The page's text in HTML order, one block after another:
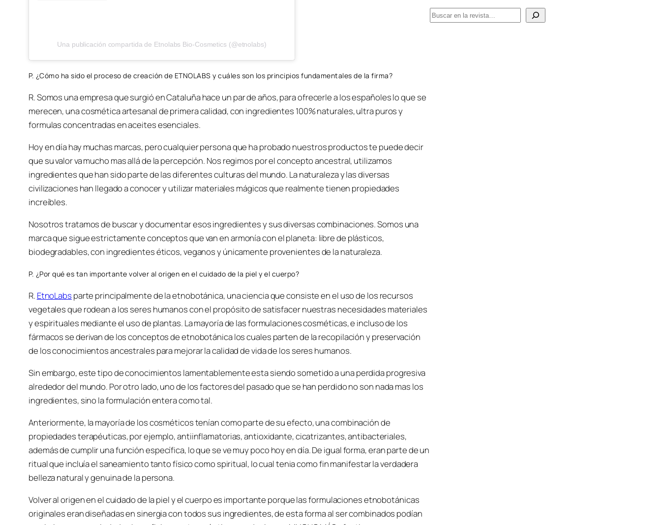
Una publicación compartida de Etnolabs Bio-Cosmetics (@etnolabs)
P. ¿Cómo ha sido el proceso de creación de ETNOLABS y cuáles son los principios fundamentales de la firma?
R. Somos una empresa que surgió en Cataluña hace un par de años, para ofrecerle a los españoles lo que se
merecen, una cosmética artesanal de primera calidad, con ingredientes 100% naturales, ultra puros y
formulas concentradas en aceites esenciales.
Hoy en día hay muchas marcas, pero cualquier persona que ha probado nuestros productos te puede decir
que su valor va mucho mas allá de la percepción. Nos regimos por el concepto ancestral, utilizamos
ingredientes que han sido parte de las diferentes culturas del mundo. La naturaleza y las diversas
civilizaciones han llegado a conocer y utilizar materiales mágicos que realmente tienen propiedades
increíbles.
Nosotros tratamos de buscar y documentar esos ingredientes y sus diversas combinaciones. Somos una
marca que sigue estrictamente conceptos que van en armonía con el planeta: libre de plásticos,
biodegradables, con ingredientes éticos, veganos y únicamente provenientes de la naturaleza.
P. ¿Por qué es tan importante volver al origen en el cuidado de la piel y el cuerpo?
R. EtnoLabs parte principalmente de la etnobotánica, una ciencia que consiste en el uso de los recursos
vegetales que rodean a los seres humanos con el propósito de satisfacer nuestras necesidades materiales
y espirituales mediante el uso de plantas. La mayoría de las formulaciones cosméticas, e incluso de los
fármacos se derivan de los conceptos de etnobotánica los cuales parten de la recopilación y preservación
de los conocimientos ancestrales para mejorar la calidad de vida de los seres humanos.
Sin embargo, este tipo de conocimientos lamentablemente esta siendo sometido a una perdida progresiva
alrededor del mundo. Por otro lado, uno de los factores del pasado que se han perdido no son nada mas los
ingredientes, sino la formulación entera como tal.
Anteriormente, la mayoría de los cosméticos tenían como parte de su efecto, una combinación de
propiedades terapéuticas, por ejemplo, antiinflamatorias, antioxidante, cicatrizantes, antibacteriales,
además de cumplir una función específica, lo que se ve muy poco hoy en día. De igual forma, eran parte de un
ritual que incluía el saneamiento tanto físico como spiritual, lo cual tenia como fin manifestar la verdadera
belleza natural y genuina de la persona.
Volver al origen en el cuidado de la piel y el cuerpo es importante porque las formulaciones etnobotánicas
originales eran diseñadas en sinergia con todos sus ingredientes, de esta forma al ser combinados podían
B